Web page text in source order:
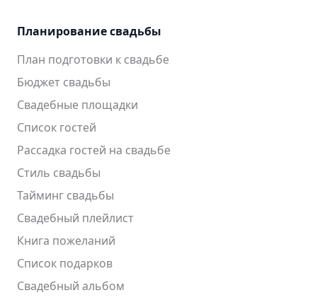
Планирование свадьбы
План подготовки к свадьбе
Бюджет свадьбы
Свадебные площадки
Список гостей
Рассадка гостей на свадьбе
Стиль свадьбы
Тайминг свадьбы
Свадебный плейлист
Книга пожеланий
Список подарков
Свадебный альбом